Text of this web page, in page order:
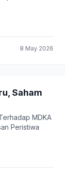
8 May 2026
Saham
MDKA
Peristiwa